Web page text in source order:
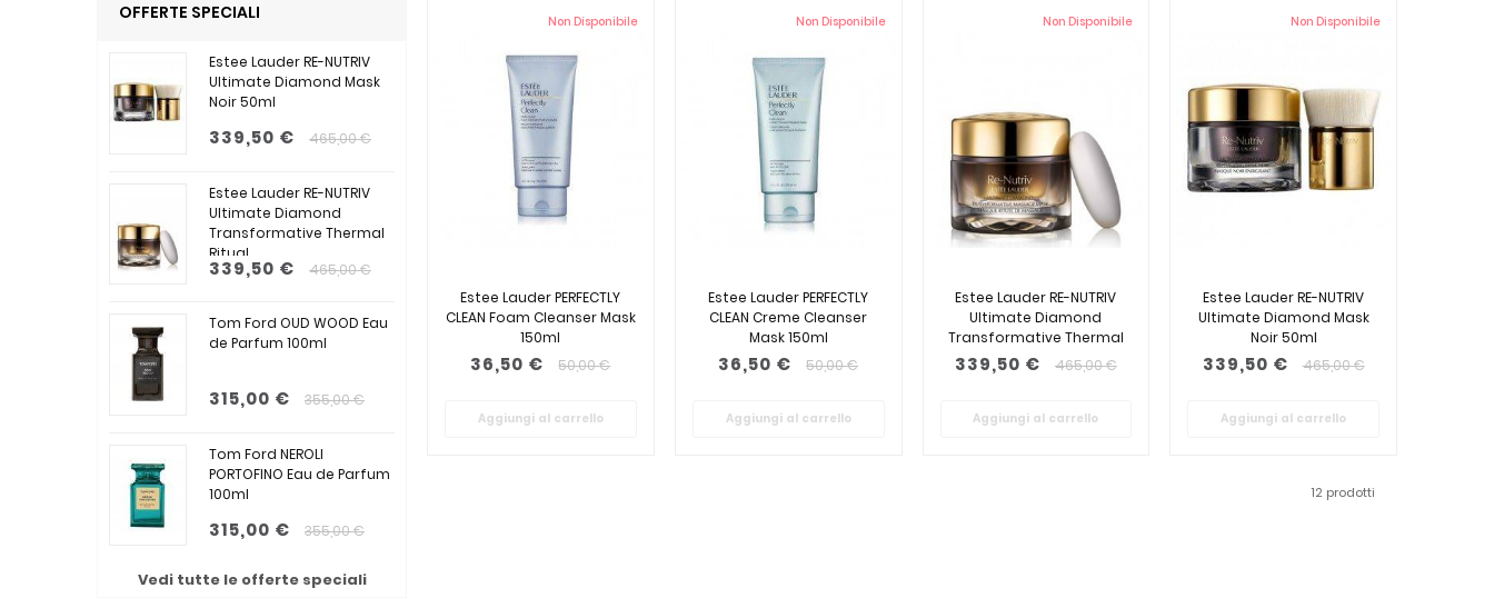
OFFERTE SPECIALI
Estee Lauder RE-NUTRIV
Ultimate Diamond Mask
Noir 50ml
339,50 € 465,00 €
Estee Lauder RE-NUTRIV
Ultimate Diamond
Transformative Thermal
Ritual...
339,50 € 465,00 €
Tom Ford OUD WOOD Eau
de Parfum 100ml
315,00 € 355,00 €
Tom Ford NEROLI
PORTOFINO Eau de Parfum
100ml
315,00 € 355,00 €
Vedi tutte le offerte speciali
Non Disponibile
Estee Lauder PERFECTLY
CLEAN Foam Cleanser Mask
150ml
36,50 € 50,00 €
Aggiungi al carrello
Non Disponibile
Estee Lauder PERFECTLY
CLEAN Creme Cleanser
Mask 150ml
36,50 € 50,00 €
Aggiungi al carrello
Non Disponibile
Estee Lauder RE-NUTRIV
Ultimate Diamond
Transformative Thermal
Ritual...
339,50 € 465,00 €
Aggiungi al carrello
Non Disponibile
Estee Lauder RE-NUTRIV
Ultimate Diamond Mask
Noir 50ml
339,50 € 465,00 €
Aggiungi al carrello
12 prodotti